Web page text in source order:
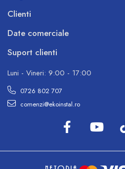
Clienti
Date comerciale
Suport clienti
Luni - Vineri: 9:00 - 17:00
0726 802 707
comenzi@ekoinstal.ro